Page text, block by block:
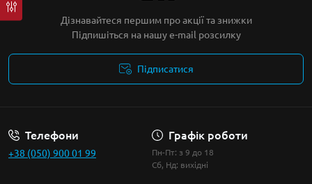
Дізнавайтеся першим про акції та знижки
Підпишіться на нашу e-mail розсилку
Підписатися
Телефони
+38 (050) 900 01 99
Графік роботи
Пн-Пт: з 9 до 18
Сб, Нд: вихідні